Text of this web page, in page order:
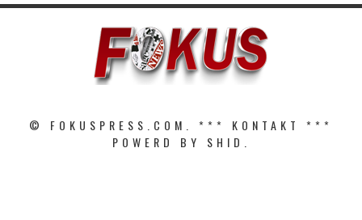
© FOKUSPRESS.COM. *** KONTAKT
***
POWERD BY SHID.